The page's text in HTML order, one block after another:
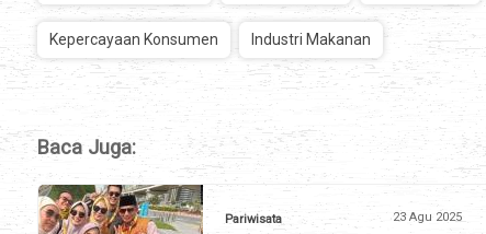
Kepercayaan Konsumen Industri Makanan
Baca Juga:
Pariwisata 23 Agu 2025